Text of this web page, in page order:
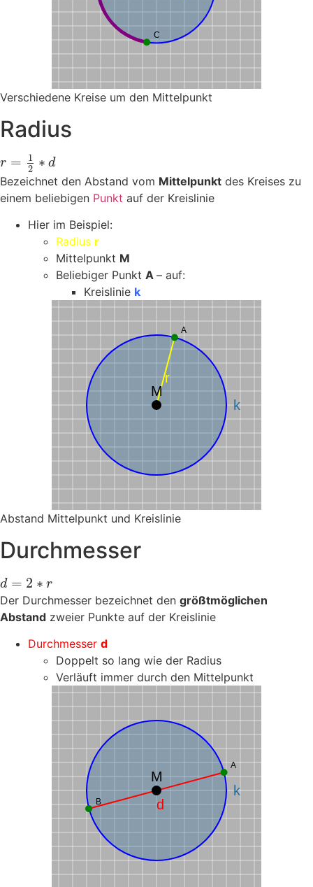
C
Verschiedene Kreise um den Mittelpunkt
Radius
r =
1
2 ∗ d
Bezeichnet den Abstand vom Mittelpunkt des Kreises zu
einem beliebigen Punkt auf der Kreislinie
Hier im Beispiel:
Radius r
Mittelpunkt M
Beliebiger Punkt A – auf:
Kreislinie k
k
M
A
r
Abstand Mittelpunkt und Kreislinie
Durchmesser
d = 2 ∗ r
Der Durchmesser bezeichnet den größtmöglichen
Abstand zweier Punkte auf der Kreislinie
Durchmesser d
Doppelt so lang wie der Radius
Verläuft immer durch den Mittelpunkt
k
M
A
B d